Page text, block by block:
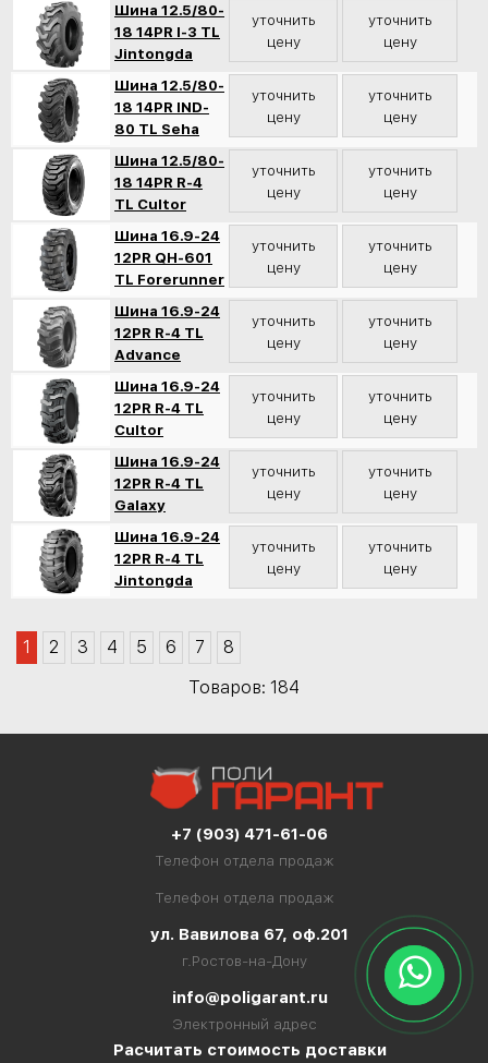
Шина 12.5/80-
18 14PR I-3 TL
Jintongda
уточнить
цену
уточнить
цену
Шина 12.5/80-
18 14PR IND-
80 TL Seha
уточнить
цену
уточнить
цену
Шина 12.5/80-
18 14PR R-4
TL Cultor
уточнить
цену
уточнить
цену
Шина 16.9-24
12PR QH-601
TL Forerunner
уточнить
цену
уточнить
цену
Шина 16.9-24
12PR R-4 TL
Advance
уточнить
цену
уточнить
цену
Шина 16.9-24
12PR R-4 TL
Cultor
уточнить
цену
уточнить
цену
Шина 16.9-24
12PR R-4 TL
Galaxy
уточнить
цену
уточнить
цену
Шина 16.9-24
12PR R-4 TL
Jintongda
уточнить
цену
уточнить
цену
1 2 3 4 5 6 7
8
Товаров: 184
+7 (903) 471-61-06
Телефон отдела продаж
Телефон отдела продаж
ул. Вавилова 67, оф.201
г.Ростов-на-Дону
info@poligarant.ru
Электронный адрес
Расчитать стоимость доставки